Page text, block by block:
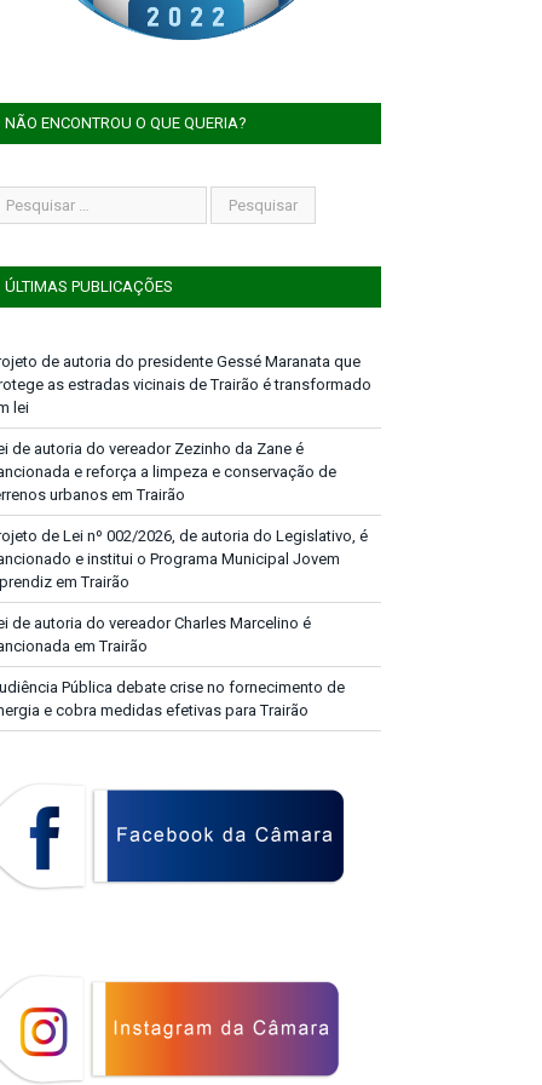
NÃO ENCONTROU O QUE QUERIA?
ÚLTIMAS PUBLICAÇÕES
de autoria do presidente Gessé Maranata que
as estradas vicinais de Trairão é transformado
lei
de autoria do vereador Zezinho da Zane é
e reforça a limpeza e conservação de
urbanos em Trairão
de Lei nº 002/2026, de autoria do Legislativo, é
e institui o Programa Municipal Jovem
em Trairão
de autoria do vereador Charles Marcelino é
em Trairão
Pública debate crise no fornecimento de
e cobra medidas efetivas para Trairão